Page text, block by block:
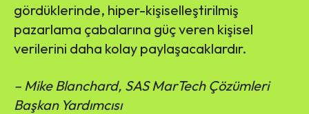
gördüklerinde, hiper-kişiselleştirilmiş
pazarlama çabalarına güç veren kişisel
verilerini daha kolay paylaşacaklardır.
– Mike Blanchard, SAS MarTech Çözümleri
Başkan Yardımcısı